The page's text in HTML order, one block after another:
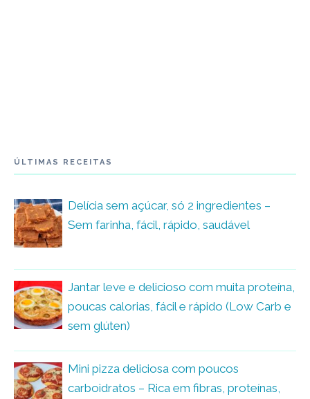
ÚLTIMAS RECEITAS
Delícia sem açúcar, só 2 ingredientes –
Sem farinha, fácil, rápido, saudável
Jantar leve e delicioso com muita proteína,
poucas calorias, fácil e rápido (Low Carb e
sem glúten)
Mini pizza deliciosa com poucos
carboidratos – Rica em fibras, proteínas,